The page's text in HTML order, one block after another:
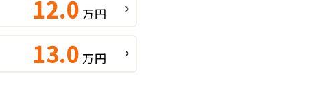
12.0 万円
13.0 万円